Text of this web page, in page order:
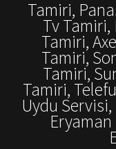
Tamiri,
Tv Tamiri,
Tamiri,
Tamiri,
Tamiri,
Tamiri,
Uydu